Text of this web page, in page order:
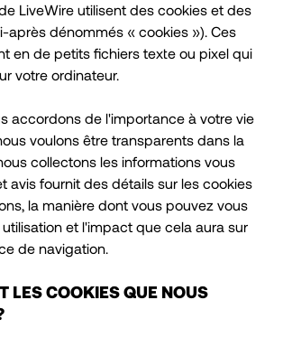
LiveWire utilisent des cookies et des
après dénommés « cookies »). Ces
en de petits fichiers texte ou pixel qui
votre ordinateur.
accordons de l'importance à votre vie
voulons être transparents dans la
collectons les informations vous
avis fournit des détails sur les cookies
la manière dont vous pouvez vous
et l'impact que cela aura sur
de navigation.
LES COOKIES QUE NOUS